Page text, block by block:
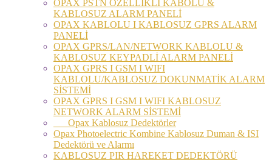
OPAX PSTN ÖZELLİKLİ KABOLU &
KABLOSUZ ALARM PANELİ
OPAX KABLOLU I KABLOSUZ GPRS ALARM
PANELİ
OPAX GPRS/LAN/NETWORK KABLOLU &
KABLOSUZ KEYPADLİ ALARM PANELİ
OPAX GPRS I GSM I WIFI
KABLOLU/KABLOSUZ DOKUNMATİK ALARM
SİSTEMİ
OPAX GPRS I GSM I WIFI KABLOSUZ
NETWORK ALARM SİSTEMİ
Opax Kablosuz Dedektörler
Opax Photoelectric Kombine Kablosuz Duman & ISI
Dedektörü ve Alarmı
KABLOSUZ PIR HAREKET DEDEKTÖRÜ